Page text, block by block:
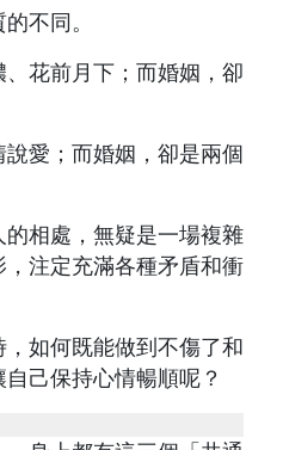
不同。
花前月下；而婚姻，卻
愛；而婚姻，卻是兩個
相處，無疑是一場複雜
注定充滿各種矛盾和衝
如何既能做到不傷了和
己保持心情暢順呢？